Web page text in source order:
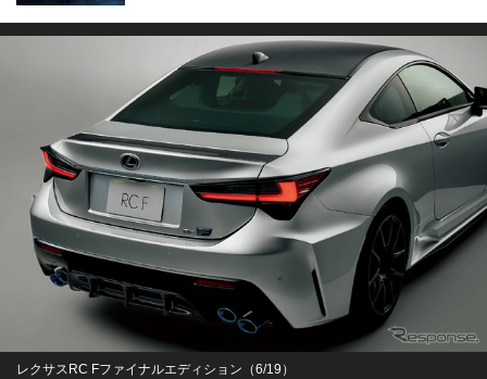
レクサスRC Fファイナルエディション（6/19）